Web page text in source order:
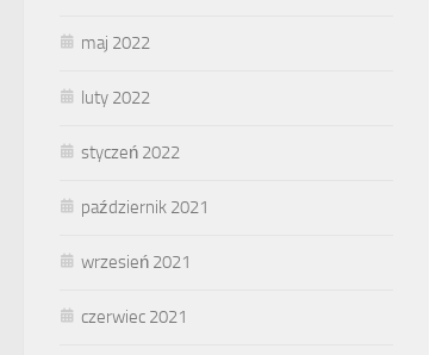
maj 2022
luty 2022
styczeń 2022
październik 2021
wrzesień 2021
czerwiec 2021